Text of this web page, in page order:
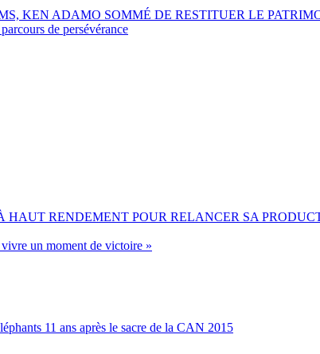
KEN ADAMO SOMMÉ DE RESTITUER LE
de persévérance
RENDEMENT POUR RELANCER SA
un moment de victoire »